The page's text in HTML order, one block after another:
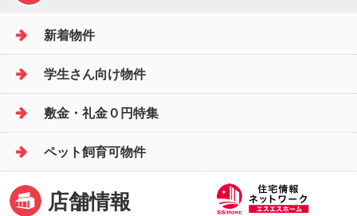
新着物件
学生さん向け物件
敷金・礼金０円特集
ペット飼育可物件
店舗情報